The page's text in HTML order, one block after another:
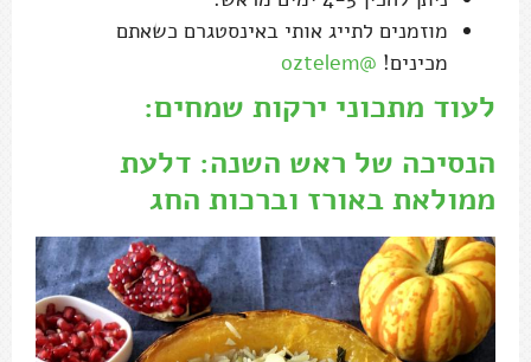
מוזמנים לתייג אותי באינסטגרם כשאתם
מכינים! @oztelem
לעוד מתכוני ירקות שמחים:
הנסיכה של ראש השנה: דלעת
ממולאת באורז וברכות החג